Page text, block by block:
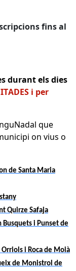
fins al
durant els dies
i per
que
on vius o
de Santa Maria
Quirze Safaja
Busquets i Punset de
Orriols i Roca de Moià
de Monistrol de